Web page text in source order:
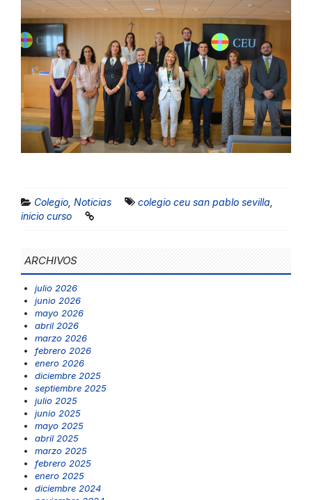
Colegio Noticias colegio ceu san pablo sevilla
inicio curso
ARCHIVOS
julio 2026
junio 2026
mayo 2026
abril 2026
marzo 2026
febrero 2026
enero 2026
diciembre 2025
septiembre 2025
julio 2025
junio 2025
mayo 2025
abril 2025
marzo 2025
febrero 2025
enero 2025
diciembre 2024